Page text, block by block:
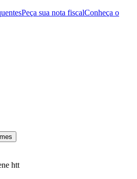
Peça sua nota fiscalConheça o
htt